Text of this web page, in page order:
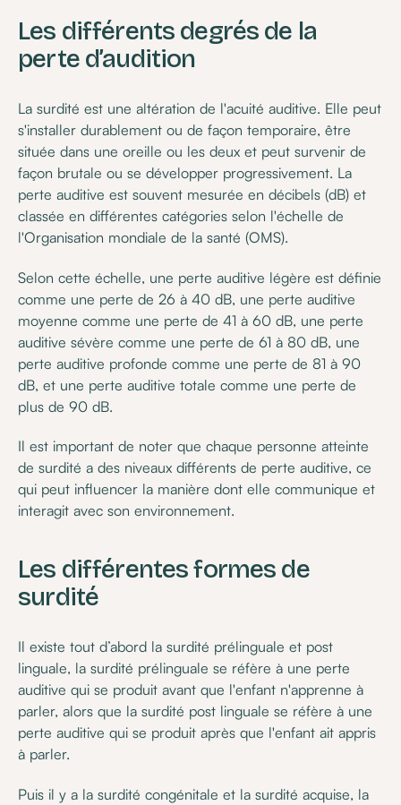
Les différents degrés de la
perte d’audition
La surdité est une altération de l'acuité auditive. Elle peut
s'installer durablement ou de façon temporaire, être
située dans une oreille ou les deux et peut survenir de
façon brutale ou se développer progressivement. La
perte auditive est souvent mesurée en décibels (dB) et
classée en différentes catégories selon l'échelle de
l'Organisation mondiale de la santé (OMS).
Selon cette échelle, une perte auditive légère est définie
comme une perte de 26 à 40 dB, une perte auditive
moyenne comme une perte de 41 à 60 dB, une perte
auditive sévère comme une perte de 61 à 80 dB, une
perte auditive profonde comme une perte de 81 à 90
dB, et une perte auditive totale comme une perte de
plus de 90 dB.
Il est important de noter que chaque personne atteinte
de surdité a des niveaux différents de perte auditive, ce
qui peut influencer la manière dont elle communique et
interagit avec son environnement.
Les différentes formes de
surdité
Il existe tout d’abord la surdité prélinguale et post
linguale, la surdité prélinguale se réfère à une perte
auditive qui se produit avant que l'enfant n'apprenne à
parler, alors que la surdité post linguale se réfère à une
perte auditive qui se produit après que l'enfant ait appris
à parler.
Puis il y a la surdité congénitale et la surdité acquise, la